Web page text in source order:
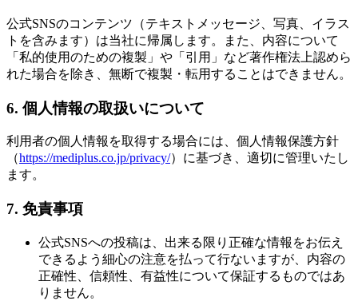
公式SNSのコンテンツ（テキストメッセージ、写真、イラス
トを含みます）は当社に帰属します。また、内容について
「私的使用のための複製」や「引用」など著作権法上認めら
れた場合を除き、無断で複製・転用することはできません。
6. 個人情報の取扱いについて
利用者の個人情報を取得する場合には、個人情報保護方針
（https://mediplus.co.jp/privacy/）に基づき、適切に管理いたし
ます。
7. 免責事項
公式SNSへの投稿は、出来る限り正確な情報をお伝え
できるよう細心の注意を払って行ないますが、内容の
正確性、信頼性、有益性について保証するものではあ
りません。